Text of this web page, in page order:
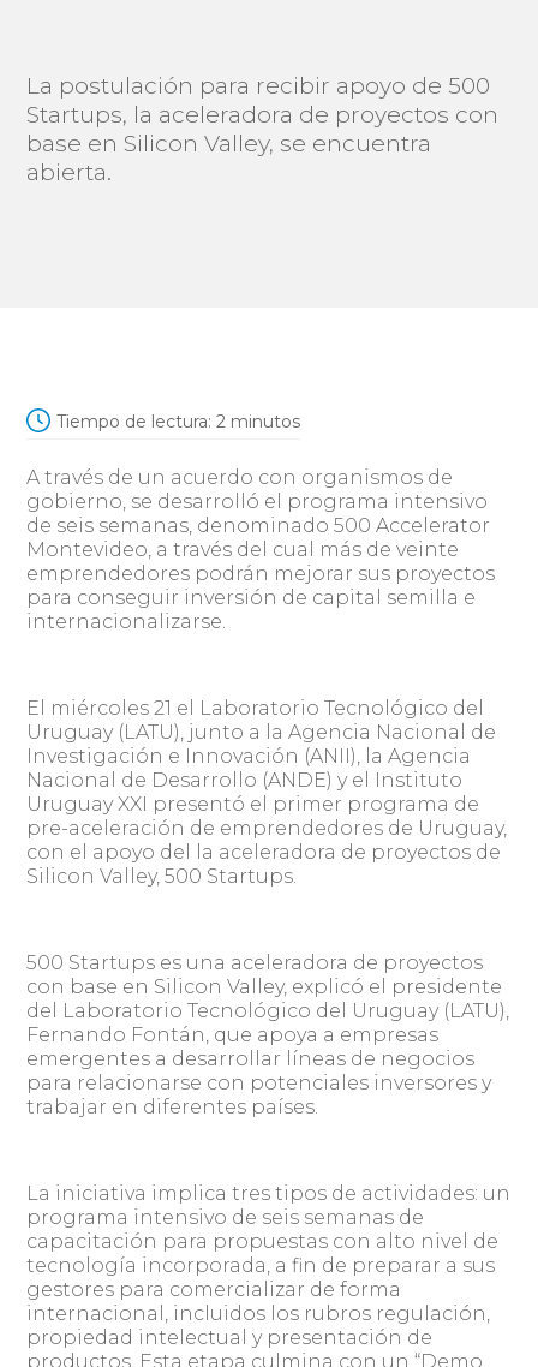
La postulación para recibir apoyo de 500
Startups, la aceleradora de proyectos con
base en Silicon Valley, se encuentra
abierta.
Tiempo de lectura: 2 minutos
A través de un acuerdo con organismos de
gobierno, se desarrolló el programa intensivo
de seis semanas, denominado 500 Accelerator
Montevideo, a través del cual más de veinte
emprendedores podrán mejorar sus proyectos
para conseguir inversión de capital semilla e
internacionalizarse.
El miércoles 21 el Laboratorio Tecnológico del
Uruguay (LATU), junto a la Agencia Nacional de
Investigación e Innovación (ANII), la Agencia
Nacional de Desarrollo (ANDE) y el Instituto
Uruguay XXI presentó el primer programa de
pre-aceleración de emprendedores de Uruguay,
con el apoyo del la aceleradora de proyectos de
Silicon Valley, 500 Startups.
500 Startups es una aceleradora de proyectos
con base en Silicon Valley, explicó el presidente
del Laboratorio Tecnológico del Uruguay (LATU),
Fernando Fontán, que apoya a empresas
emergentes a desarrollar líneas de negocios
para relacionarse con potenciales inversores y
trabajar en diferentes países.
La iniciativa implica tres tipos de actividades: un
programa intensivo de seis semanas de
capacitación para propuestas con alto nivel de
tecnología incorporada, a fin de preparar a sus
gestores para comercializar de forma
internacional, incluidos los rubros regulación,
propiedad intelectual y presentación de
productos. Esta etapa culmina con un “Demo